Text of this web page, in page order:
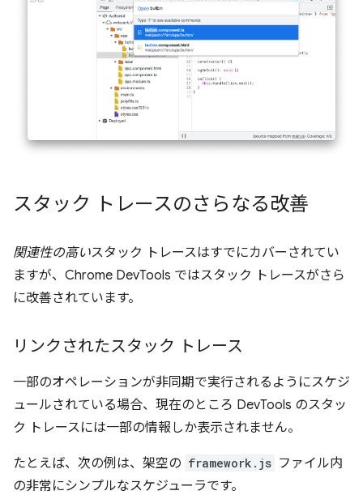
スタック トレースのさらなる改善
関連性の高いスタック トレースはすでにカバーされてい
ますが、Chrome DevTools ではスタック トレースがさら
に改善されています。
リンクされたスタック トレース
一部のオペレーションが非同期で実行されるようにスケジ
ュールされている場合、現在のところ DevTools のスタッ
ク トレースには一部の情報しか表示されません。
たとえば、次の例は、架空の framework.js ファイル内
の非常にシンプルなスケジューラです。